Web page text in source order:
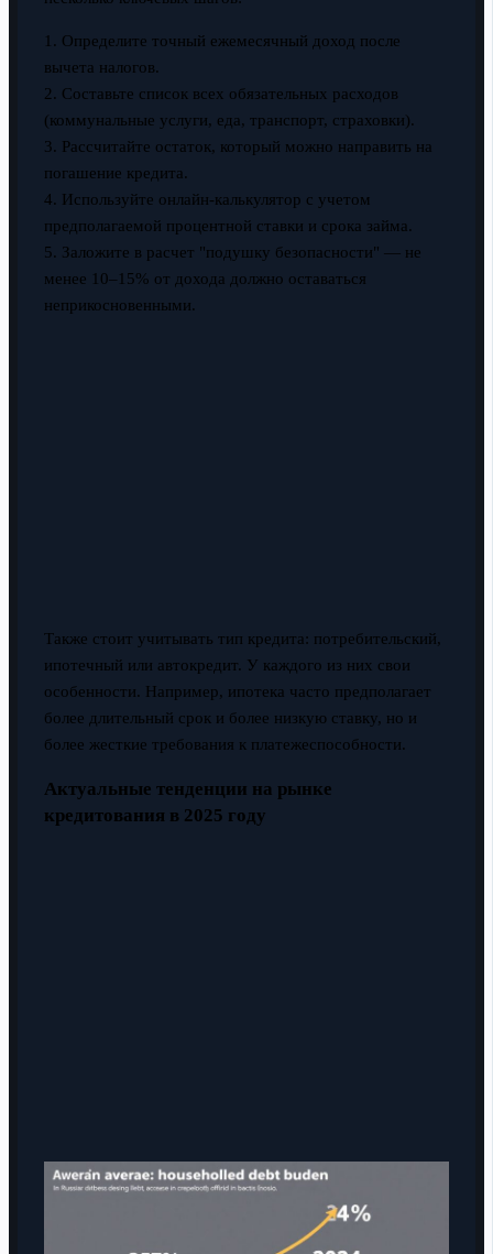
1. Определите точный ежемесячный доход после
вычета налогов.
2. Составьте список всех обязательных расходов
(коммунальные услуги, еда, транспорт, страховки).
3. Рассчитайте остаток, который можно направить на
погашение кредита.
4. Используйте онлайн-калькулятор с учетом
предполагаемой процентной ставки и срока займа.
5. Заложите в расчет "подушку безопасности" — не
менее 10–15% от дохода должно оставаться
неприкосновенными.
Также стоит учитывать тип кредита: потребительский,
ипотечный или автокредит. У каждого из них свои
особенности. Например, ипотека часто предполагает
более длительный срок и более низкую ставку, но и
более жесткие требования к платежеспособности.
Актуальные тенденции на рынке
кредитования в 2025 году